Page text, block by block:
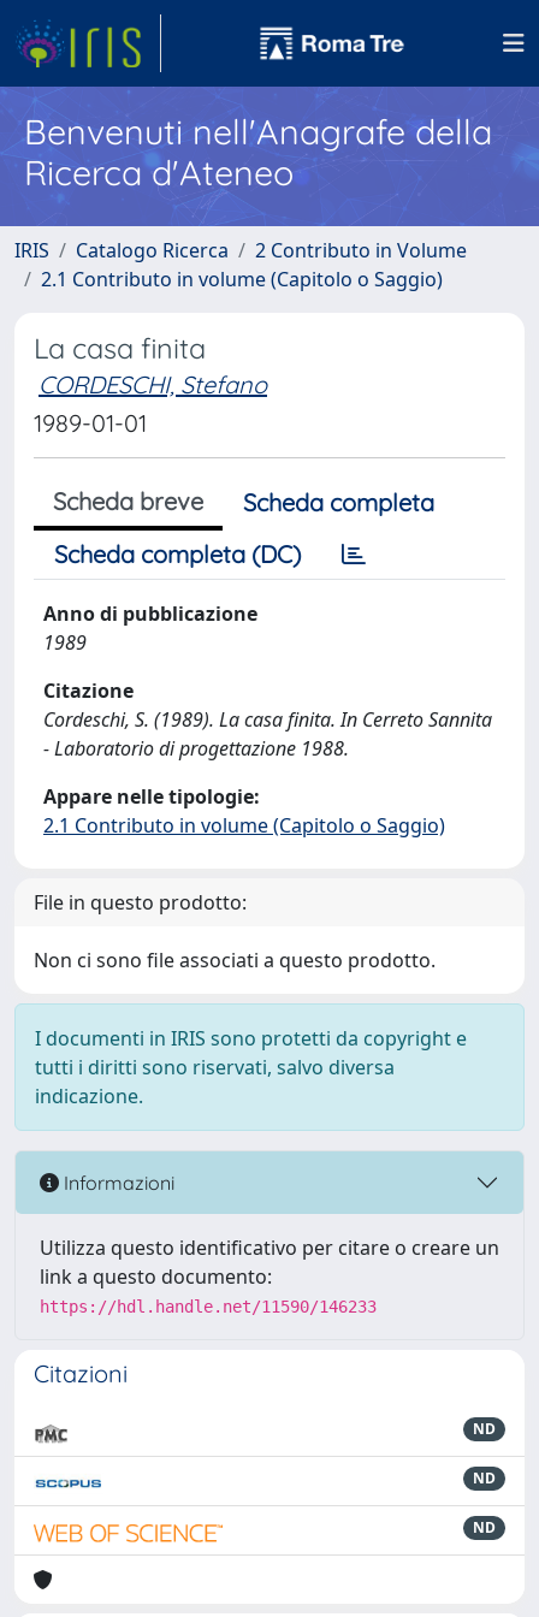
Benvenuti nell'Anagrafe della
Ricerca d'Ateneo
IRIS Catalogo Ricerca
2 Contributo in Volume
2.1 Contributo in volume (Capitolo o Saggio)
La casa finita
CORDESCHI, Stefano
1989-01-01
Scheda breve
Scheda completa
Scheda completa (DC)
Anno di pubblicazione
1989
Citazione
Cordeschi, S. (1989). La casa finita. In Cerreto Sannita
- Laboratorio di progettazione 1988.
Appare nelle tipologie:
2.1 Contributo in volume (Capitolo o Saggio)
File in questo prodotto:
Non ci sono file associati a questo prodotto.
I documenti in IRIS sono protetti da copyright e
tutti i diritti sono riservati, salvo diversa
indicazione.
Informazioni
Utilizza questo identificativo per citare o creare un
link a questo documento:
https://hdl.handle.net/11590/146233
Citazioni
ND
ND
ND